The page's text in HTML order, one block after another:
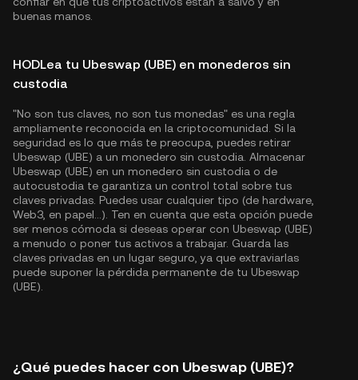
buenas manos.
HODLea tu Ubeswap (UBE) en monederos sin
custodia
"No son tus claves, no son tus monedas" es una regla
ampliamente reconocida en la criptocomunidad. Si la
seguridad es lo que más te preocupa, puedes retirar
Ubeswap (UBE) a un monedero sin custodia. Almacenar
Ubeswap (UBE) en un monedero sin custodia o de
autocustodia te garantiza un control total sobre tus
claves privadas. Puedes usar cualquier tipo (de hardware,
Web3, en papel...). Ten en cuenta que esta opción puede
ser menos cómoda si deseas operar con Ubeswap (UBE)
a menudo o poner tus activos a trabajar. Guarda las
claves privadas en un lugar seguro, ya que extraviarlas
puede suponer la pérdida permanente de tu Ubeswap
(UBE).
¿Qué puedes hacer con Ubeswap (UBE)?